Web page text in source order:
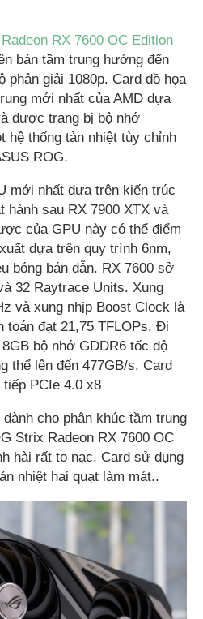
RX 7600 OC Edition
bản tầm trung hướng đến
phân giải 1080p. Card đồ họa
mới nhất của AMD dựa
được trang bị bộ nhớ
hệ thống tản nhiệt tùy chỉnh
ROG.
mới nhất dựa trên kiến trúc
hành sau RX 7900 XTX và
của GPU này có thể điểm
dựa trên quy trình 6nm,
bóng bán dẫn. RX 7600 sở
32 Raytrace Units. Xung
và xung nhịp Boost Clock là
toán đạt 21,75 TFLOPs. Đi
bộ nhớ GDDR6 tốc độ
thể lên đến 477GB/s. Card
PCIe 4.0 x8
cho phân khúc tầm trung
Strix Radeon RX 7600 OC
hài rất to nạc. Card sử dụng
nhiệt hai quạt làm mát..